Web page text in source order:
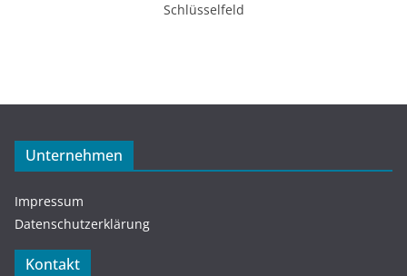
Schlüsselfeld
Unternehmen
Impressum
Datenschutzerklärung
Kontakt